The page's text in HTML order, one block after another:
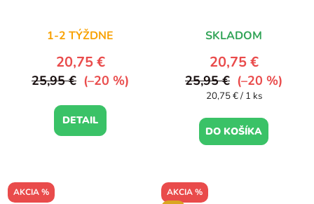
1-2 TÝŽDNE
20,75 €
25,95 € (–20 %)
DETAIL
SKLADOM
20,75 €
25,95 € (–20 %)
Jednotková
20,75 € / 1 ks
DO KOŠÍKA
AKCIA %
AKCIA %